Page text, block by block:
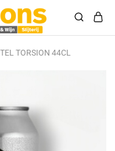
TORSION 44CL